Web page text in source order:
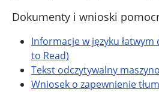
Dokumenty i wnioski
Informacje w języku łatwym
to Read)
Tekst odczytywalny
Wniosek o zapewnienie